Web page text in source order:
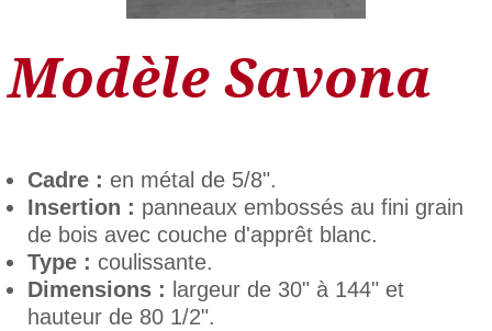
Modèle Savona
Cadre : en métal de 5/8".
Insertion : panneaux embossés au fini grain
de bois avec couche d'apprêt blanc.
Type : coulissante.
Dimensions : largeur de 30" à 144" et
hauteur de 80 1/2".